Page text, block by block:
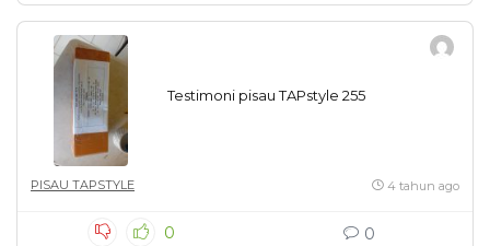
Testimoni pisau TAPstyle 255
PISAU TAPSTYLE 4 tahun ago
0 0